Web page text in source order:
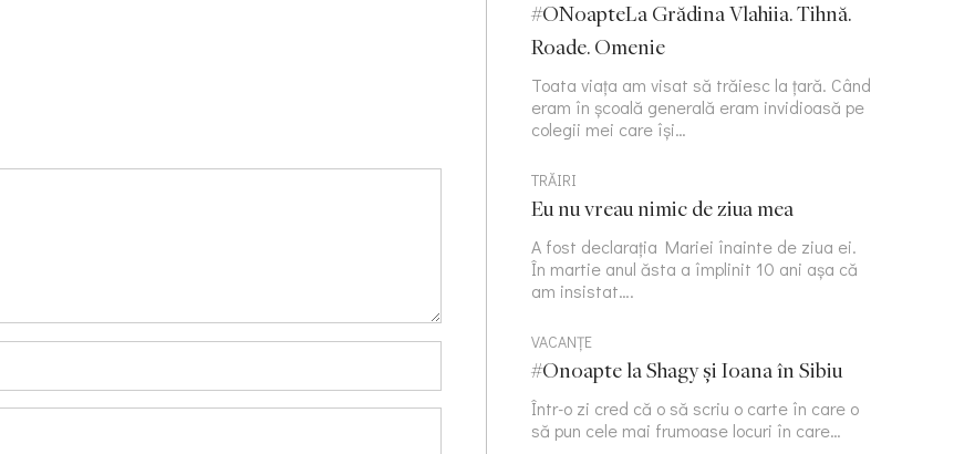
#ONoapteLa Grădina Vlahiia. Tihnă.
Roade. Omenie
Toata viața am visat să trăiesc la țară. Când
eram în școală generală eram invidioasă pe
colegii mei care își…
TRĂIRI
Eu nu vreau nimic de ziua mea
A fost declarația Mariei înainte de ziua ei.
În martie anul ăsta a împlinit 10 ani așa că
am insistat….
VACANȚE
#Onoapte la Shagy și Ioana în Sibiu
Într-o zi cred că o să scriu o carte în care o
să pun cele mai frumoase locuri în care…